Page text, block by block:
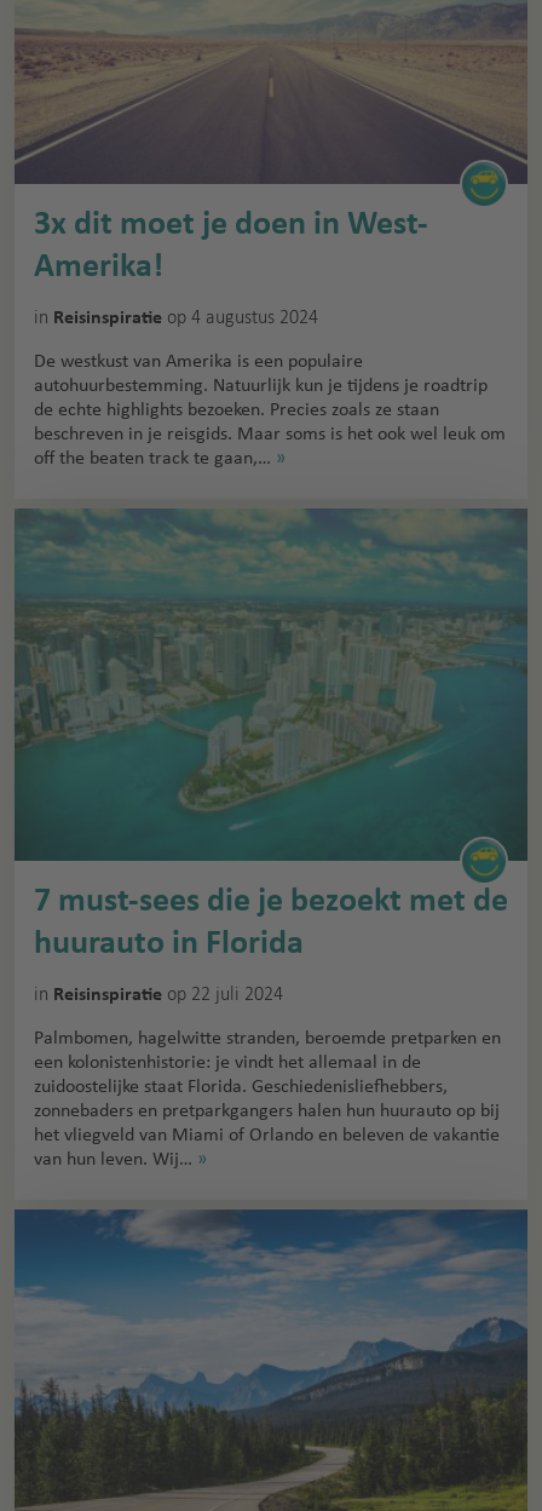
3x dit moet je doen in West-
Amerika!
in Reisinspiratie op 4 augustus 2024
De westkust van Amerika is een populaire
autohuurbestemming. Natuurlijk kun je tijdens je roadtrip
de echte highlights bezoeken. Precies zoals ze staan
beschreven in je reisgids. Maar soms is het ook wel leuk om
off the beaten track te gaan,… »
7 must-sees die je bezoekt met de
huurauto in Florida
in Reisinspiratie op 22 juli 2024
Palmbomen, hagelwitte stranden, beroemde pretparken en
een kolonistenhistorie: je vindt het allemaal in de
zuidoostelijke staat Florida. Geschiedenisliefhebbers,
zonnebaders en pretparkgangers halen hun huurauto op bij
het vliegveld van Miami of Orlando en beleven de vakantie
van hun leven. Wij… »